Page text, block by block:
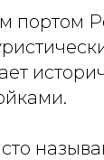
портом